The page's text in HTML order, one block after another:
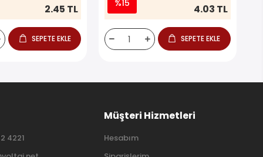
2.45 TL
SEPETE EKLE
%15 4.03 TL
SEPETE EKLE
4221
Müşteri Hizmetleri
Hesabım